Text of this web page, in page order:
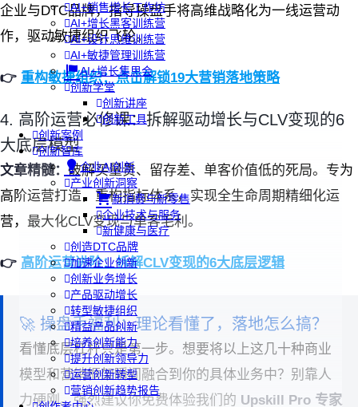
AI+销售增长工作坊
AI+增长黑客训练营
AI+设计思维训练营
AI+敏捷管理训练营
AI+增长集思会
创新学堂
创新讲座
创新工具
创新案例
创新智库
企业AI创新
产业创新洞察
新消费与新零售
企业技术与服务
新健康与医疗
创造DTC品牌
加速企业创新
创新业务增长
产品驱动增长
转型敏捷组织
精益产品创新
培养创新能力
提升创新领导力
运营创新转型
营销创新趋势报告
企业与DTC品牌，指导操盘手将高维战略化为一线运营动
作，驱动敏捷组织飞轮。
👉 重构敏捷组织：点击解锁19大营销落地策略
4. 高阶运营必修课：拆解驱动增长与CLV变现的6
大底层模型
文章精髓：破解买量贵、留存差、单客价值低的死局。专为
高阶运营打造，重构指标体系，实现全生命周期精细化运
营，最大化CLV变现与单客毛利。
👉 高阶运营进阶：拆解CLV变现的6大底层逻辑
🚀 操盘手福利：理论看懂了，落地怎么搞？
看懂底层杠杆只是第一步。想要将以上这几十种商业
模型和营销框架瞬间融合到你的具体业务中？别靠人
力硬刚。强烈建议你免费体验我们的 Upskill Pro 专家